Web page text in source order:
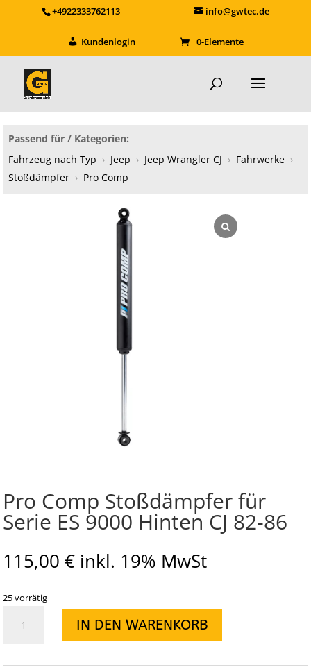
+4922333762113 info@gwtec.de
Kundenlogin 0-Elemente
Passend für / Kategorien:
Fahrzeug nach Typ › Jeep › Jeep Wrangler CJ › Fahrwerke ›
Stoßdämpfer › Pro Comp
Pro Comp Stoßdämpfer für
Serie ES 9000 Hinten CJ 82-86
115,00 € inkl. 19% MwSt
25 vorrätig
Comp
Stoßdämpfer
IN DEN WARENKORB